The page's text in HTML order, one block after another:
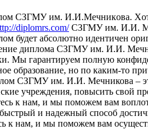
СЗГМУ им. И.И.Мeчникoвa.
diplomrs.com/СЗГМУ им. И.И.
будет абсолютно идентичен
диплома СЗГМУ им. И.И.
Мы гарантируем полную
образование, но по каким-то
СЗГМУ им. И.И. Мечникова –
учреждения, повысить свой
к нам, и мы поможем вам
и надежный способ
к нам, и мы поможем вам